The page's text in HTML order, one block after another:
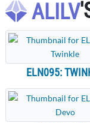
ALILV
ELN095: